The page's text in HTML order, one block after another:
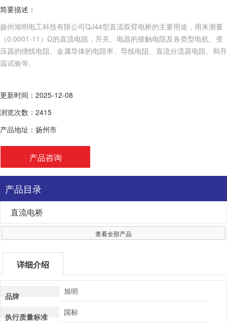
简要描述：
扬州旭明电工科技有限公司QJ44型直流双臂电桥的主要用途，用来测量
（0.0001-11）Ω的直流电阻，开关、电器的接触电阻及各类型电机、变
压器的绕线电阻、金属导体的电阻率、导线电阻、直流分流器电阻、和升
温试验等。
更新时间：2025-12-08
浏览次数：2415
产品地址：扬州市
产品咨询
产品目录
直流电桥
查看全部产品
详细介绍
品牌 旭明
执行质量标准 国标